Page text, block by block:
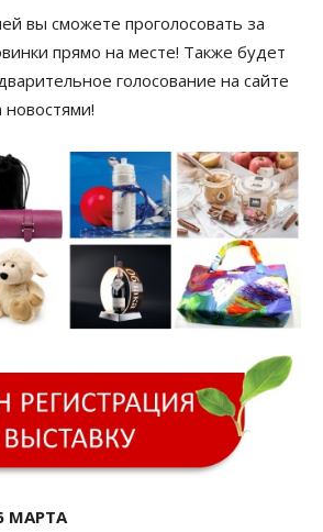
вы сможете проголосовать за
прямо на месте! Также будет
голосование на сайте
МАРТА